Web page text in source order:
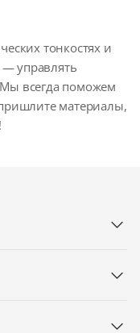
тонкостях и
управлять
всегда поможем
материалы,